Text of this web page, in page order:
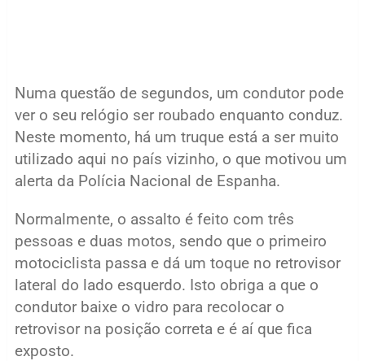
Numa questão de segundos, um condutor pode
ver o seu relógio ser roubado enquanto conduz.
Neste momento, há um truque está a ser muito
utilizado aqui no país vizinho, o que motivou um
alerta da Polícia Nacional de Espanha.
Normalmente, o assalto é feito com três
pessoas e duas motos, sendo que o primeiro
motociclista passa e dá um toque no retrovisor
lateral do lado esquerdo. Isto obriga a que o
condutor baixe o vidro para recolocar o
retrovisor na posição correta e é aí que fica
exposto.